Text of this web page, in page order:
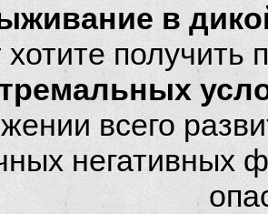
в
хотите
всего
негативных